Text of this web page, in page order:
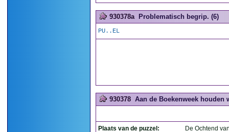
930378a Problematisch begrip. (6)
PU..EL
930378 Aan de Boekenweek
Plaats van de puzzel:
De Ochtend